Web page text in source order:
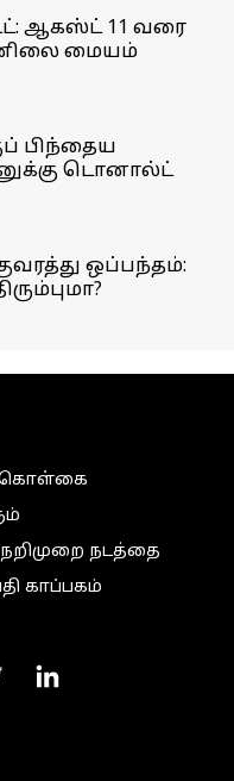
ஆகஸ்ட் 11 வரை
மையம்
பிந்தைய
டொனால்ட்
ஒப்பந்தம்:
கொள்கை
நடத்தை
காப்பகம்